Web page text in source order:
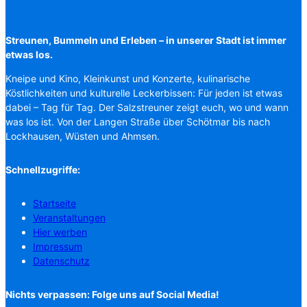
Streunen, Bummeln und Erleben – in unserer Stadt ist immer
etwas los.
Kneipe und Kino, Kleinkunst und Konzerte, kulinarische
Köstlichkeiten und kulturelle Leckerbissen: Für jeden ist etwas
dabei – Tag für Tag. Der Salzstreuner zeigt euch, wo und wann
was los ist. Von der Langen Straße über Schötmar bis nach
Lockhausen, Wüsten und Ahmsen.
Schnellzugriffe:
Startseite
Veranstaltungen
Hier werben
Impressum
Datenschutz
Nichts verpassen: Folge uns auf Social Media!